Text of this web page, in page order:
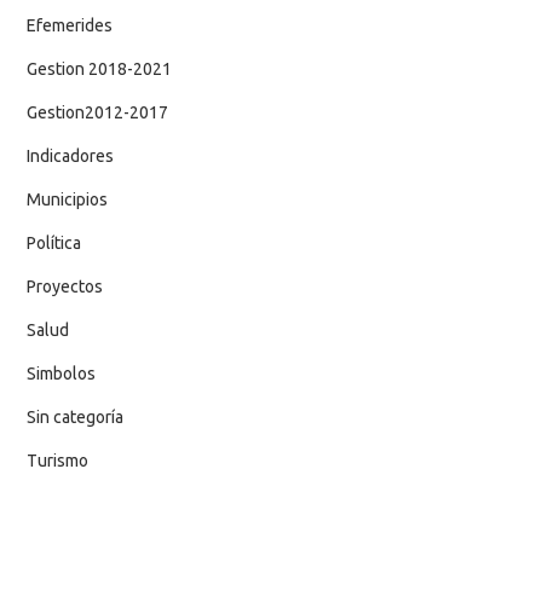
Efemerides
Gestion 2018-2021
Gestion2012-2017
Indicadores
Municipios
Política
Proyectos
Salud
Simbolos
Sin categoría
Turismo